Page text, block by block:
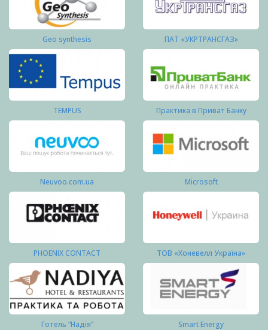
Geo synthesis ПАТ «УКРТРАНСГАЗ»
TEMPUS Практика в Приват Банку
Neuvoo.com.ua Microsoft
PHOENIX CONTACT ТОВ «Хоневелл Україна»
Готель “Надія” Smart Energy